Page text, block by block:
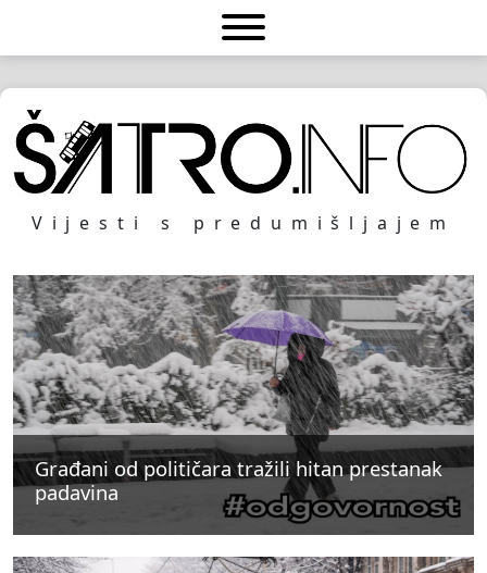
Vijesti s predumišljajem
Građani od političara tražili hitan prestanak
padavina
Građani od političara tražili hitan prestanak
padavina
Građani od političara tražili hitan prestanak
padavina